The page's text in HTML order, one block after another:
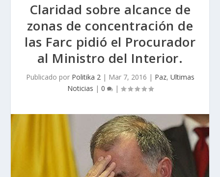
Claridad sobre alcance de
zonas de concentración de
las Farc pidió el Procurador
al Ministro del Interior.
Publicado por Politika 2| Mar 7, 2016 | Paz, Ultimas
Noticias | 0 |